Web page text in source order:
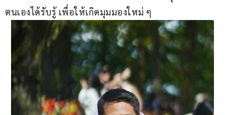
ตนเองได้รับรู้ เพื่อให้เกิดมุมมองใหม่ ๆ